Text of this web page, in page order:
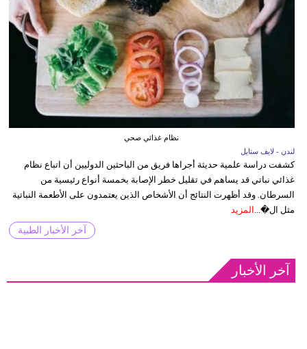
نظام غذائي صحي
لندن - لايف ستايل
كشفت دراسة علمية حديثة أجراها فريق من الباحثين الدوليين أن اتباع نظام
غذائي نباتي قد يساهم في تقليل خطر الإصابة بخمسة أنواع رئيسية من
السرطان. وقد أظهرت النتائج أن الأشخاص الذين يعتمدون على الأطعمة النباتية
مثل ال�...
المزيد
آخر الأخبار الطبية
آخر الأخبار